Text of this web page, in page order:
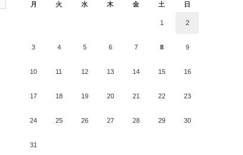
月
火 水 木 金 土 日
1 2
3 4 5 6 7 8 9
10 11 12 13 14 15 16
17 18 19 20 21 22 23
24 25 26 27 28 29 30
31